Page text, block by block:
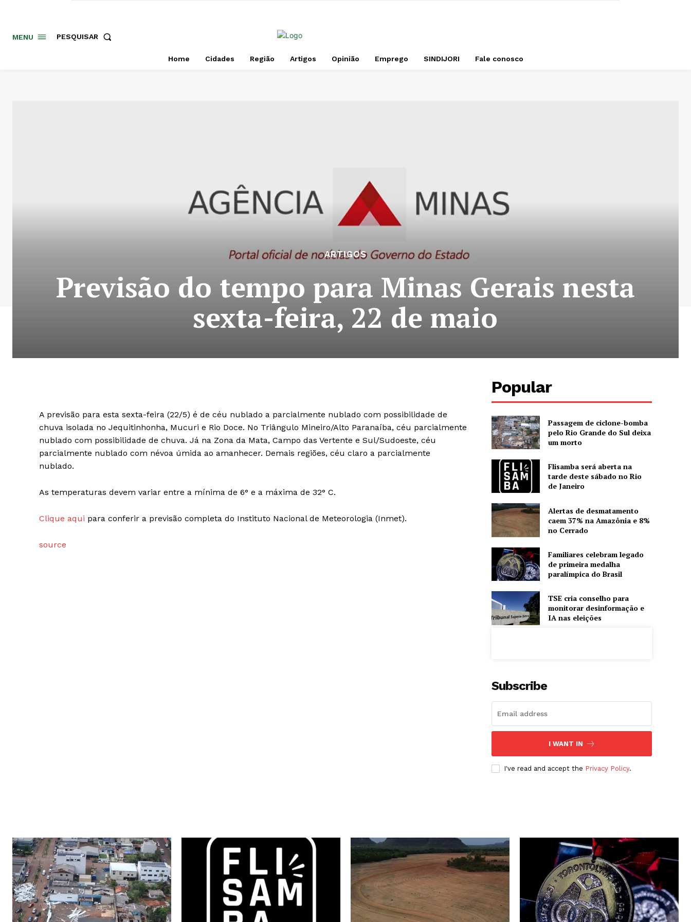
MENU PESQUISAR
Home Cidades Região Artigos Opinião Emprego SINDIJORI Fale conosco
ARTIGOS
Previsão do tempo para Minas Gerais nesta
sexta-feira, 22 de maio
A previsão para esta sexta-feira (22/5) é de céu nublado a parcialmente nublado com possibilidade de
chuva isolada no Jequitinhonha, Mucuri e Rio Doce. No Triângulo Mineiro/Alto Paranaíba, céu parcialmente
nublado com possibilidade de chuva. Já na Zona da Mata, Campo das Vertente e Sul/Sudoeste, céu
parcialmente nublado com névoa úmida ao amanhecer. Demais regiões, céu claro a parcialmente
nublado.
As temperaturas devem variar entre a mínima de 6° e a máxima de 32° C.
Clique aqui para conferir a previsão completa do Instituto Nacional de Meteorologia (Inmet).
source
Popular
Passagem de ciclone-bomba
pelo Rio Grande do Sul deixa
um morto
Flisamba será aberta na
tarde deste sábado no Rio
de Janeiro
Alertas de desmatamento
caem 37% na Amazônia e 8%
no Cerrado
Familiares celebram legado
de primeira medalha
paralímpica do Brasil
TSE cria conselho para
monitorar desinformação e
IA nas eleições
Subscribe
I WANT IN
I've read and accept the Privacy Policy.